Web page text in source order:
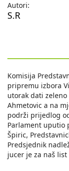
Autori:
S.R
Komisija
pripremu izbora
utorak dati zeleno
Ahmetovic a na
podrži prijedlog
Parlament uputio
Špiric,
Predsjednik
jucer je za naš